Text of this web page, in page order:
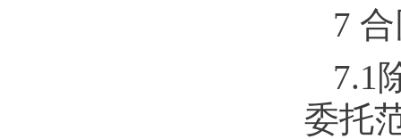
7
7.1
委托